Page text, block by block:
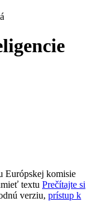
Európskej komisie
textu Prečítajte si
verziu, prístup k